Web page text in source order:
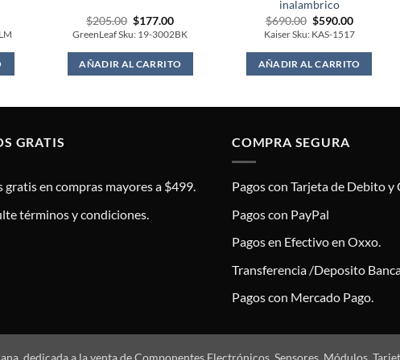
$205.00 Original
price
was:
$205.00.
$177.00Current
price
is:
$177.00.
GreenLeaf Sku: 19-3002BK
AÑADIR AL CARRITO
inalambrico
$690.00 Original
price
was:
$690.00.
$590.00Current
price
$590.00.
Kaiser Sku: KAS-1517
AÑADIR AL CARRITO
GRATIS
gratis en compras mayores a $499.
términos y condiciones.
COMPRA SEGURA
Pagos con Tarjeta de Debito y
Pagos con PayPal
Pagos en Efectivo en Oxxo.
Transferencia /Deposito
Pagos con Mercado Pago.